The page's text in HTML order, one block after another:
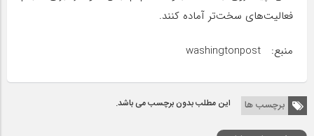
فعالیت‌های سخت‌تر آماده کنند.
منبع: washingtonpost
برچسب ها این مطلب بدون برچسب می باشد.